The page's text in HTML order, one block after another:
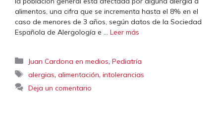
alimentos, una cifra que se incrementa hasta el 8% en el
caso de menores de 3 años, según datos de la Sociedad
Española de Alergología e … Leer más
Categorías
Juan Cardona en medios,Pediatría
Etiquetas
alergias,alimentación,intolerancias
Deja un comentario